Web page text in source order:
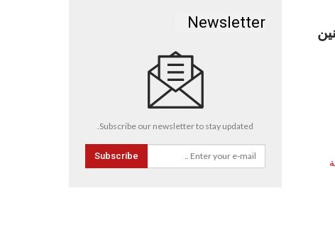
Newsletter
Subscribe our newsletter to stay updated.
Subscribe